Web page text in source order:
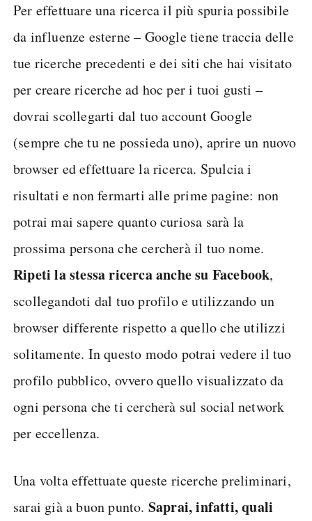
Per effettuare una ricerca il più spuria possibile
da influenze esterne – Google tiene traccia delle
tue ricerche precedenti e dei siti che hai visitato
per creare ricerche ad hoc per i tuoi gusti –
dovrai scollegarti dal tuo account Google
(sempre che tu ne possieda uno), aprire un nuovo
browser ed effettuare la ricerca. Spulcia i
risultati e non fermarti alle prime pagine: non
potrai mai sapere quanto curiosa sarà la
prossima persona che cercherà il tuo nome.
Ripeti la stessa ricerca anche su Facebook,
scollegandoti dal tuo profilo e utilizzando un
browser differente rispetto a quello che utilizzi
solitamente. In questo modo potrai vedere il tuo
profilo pubblico, ovvero quello visualizzato da
ogni persona che ti cercherà sul social network
per eccellenza.
Una volta effettuate queste ricerche preliminari,
sarai già a buon punto. Saprai, infatti, quali